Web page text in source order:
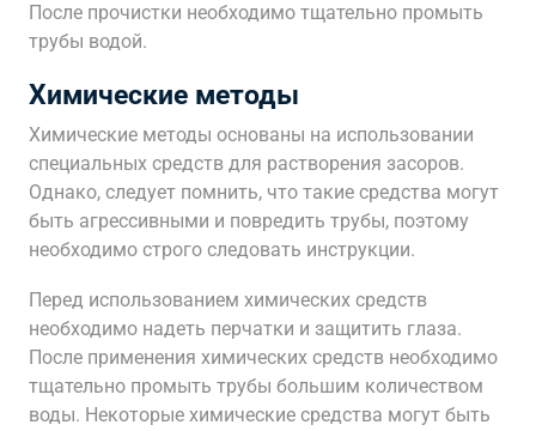
После прочистки необходимо тщательно промыть
трубы водой.
Химические методы
Химические методы основаны на использовании
специальных средств для растворения засоров.
Однако, следует помнить, что такие средства могут
быть агрессивными и повредить трубы, поэтому
необходимо строго следовать инструкции.
Перед использованием химических средств
необходимо надеть перчатки и защитить глаза.
После применения химических средств необходимо
тщательно промыть трубы большим количеством
воды. Некоторые химические средства могут быть